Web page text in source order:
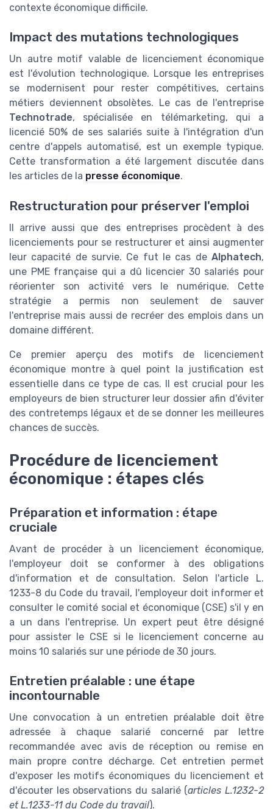
contexte économique difficile.
Impact des mutations technologiques
Un autre motif valable de licenciement économique
est l'évolution technologique. Lorsque les entreprises
se modernisent pour rester compétitives, certains
métiers deviennent obsolètes. Le cas de l'entreprise
Technotrade, spécialisée en télémarketing, qui a
licencié 50% de ses salariés suite à l'intégration d'un
centre d'appels automatisé, est un exemple typique.
Cette transformation a été largement discutée dans
les articles de la presse économique.
Restructuration pour préserver l'emploi
Il arrive aussi que des entreprises procèdent à des
licenciements pour se restructurer et ainsi augmenter
leur capacité de survie. Ce fut le cas de Alphatech,
une PME française qui a dû licencier 30 salariés pour
réorienter son activité vers le numérique. Cette
stratégie a permis non seulement de sauver
l'entreprise mais aussi de recréer des emplois dans un
domaine différent.
Ce premier aperçu des motifs de licenciement
économique montre à quel point la justification est
essentielle dans ce type de cas. Il est crucial pour les
employeurs de bien structurer leur dossier afin d'éviter
des contretemps légaux et de se donner les meilleures
chances de succès.
Procédure de licenciement
économique : étapes clés
Préparation et information : étape
cruciale
Avant de procéder à un licenciement économique,
l'employeur doit se conformer à des obligations
d'information et de consultation. Selon l'article L.
1233-8 du Code du travail, l'employeur doit informer et
consulter le comité social et économique (CSE) s'il y en
a un dans l'entreprise. Un expert peut être désigné
pour assister le CSE si le licenciement concerne au
moins 10 salariés sur une période de 30 jours.
Entretien préalable : une étape
incontournable
Une convocation à un entretien préalable doit être
adressée à chaque salarié concerné par lettre
recommandée avec avis de réception ou remise en
main propre contre décharge. Cet entretien permet
d'exposer les motifs économiques du licenciement et
d'écouter les observations du salarié (articles L.1232-2
et L.1233-11 du Code du travail).